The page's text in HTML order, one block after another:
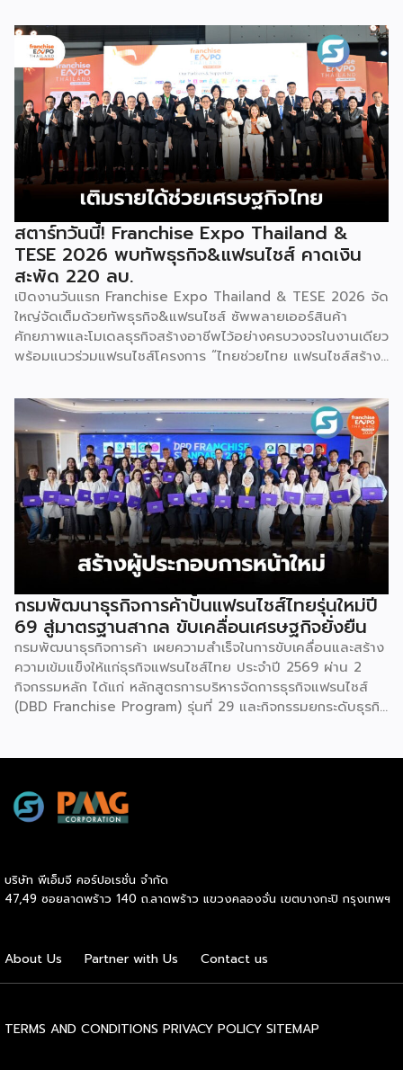
2026 ให้แก่ผู้ประกอบธุรกิจแฟรนไชส์ที่อยู่ในการส่งเสริมสนับสนุน
ของกรมฯ นายพูนพงษ์ นัยนาภากรณ์ อธิบดีกรมพัฒนาธุรกิจ
การค้า กระทรวงพาณิชย์ เปิดเผยภายหลังเป็นประธานเปิดงาน
“งานแฟรนไชส์ เอ็กซ์โป ไทยแลนด์ บาย สมาร์ท เอสเอ็มอี เอ็กซ์
โป (Franchise Expo Thailand by Smart SME Expo)” ซึ่ง
เป็นงานแสดงธุรกิจแฟรนไชส์ชั้นนำที่จัดขึ้นโดย บริษัท พีเอ็มจี
คอร์ปอเรชัน จำกัด เพื่อยกระดับศักยภาพของผู้ประกอบการและ
เจ้าของธุรกิจที่ต้องการขยายกิจการผ่านระบบแฟรนไชส์ […]
สตาร์ทวันนี้! Franchise Expo Thailand &
TESE 2026 พบทัพธุรกิจ&แฟรนไชส์ คาดเงิน
สะพัด 220 ลบ.
เปิดงานวันแรก Franchise Expo Thailand & TESE 2026 จัด
ใหญ่จัดเต็มด้วยทัพธุรกิจ&แฟรนไชส์ ซัพพลายเออร์สินค้า
ศักยภาพและโมเดลธุรกิจสร้างอาชีพไว้อย่างครบวงจรในงานเดียว
พร้อมแนวร่วมแฟรนไชส์โครงการ “ไทยช่วยไทย แฟรนไชส์สร้าง
รวมกว่า 250 บูธ บนพื้นที่ 15,000 ตารางเมตร หวังเป็นทาง
เลือกสร้างรายได้เพิ่มและพยุงเศรษฐกิจไทยให้ฟื้นตัว เสิร์ฟครบ
จบในงานด้วยสินเชื่อ และทำเลทองทั่วประเทศ พร้อมเสวนาให้
ความรู้โดยผู้ทรงคุณวุฒิคับคั่ง และกิจกรรมเจรจาจับคู่ธุรกิจทั้งใน
และต่างประเทศ งานจัดต่อเนื่องระหว่างวันที่ 6-9 สิงหาคมนี้ ที่
ฮอลล์ 6-8 อิมแพ็คเมืองทองธานี คาดเม็ดเงินสะพัดในงานราว
220 ล้านบาท นายพูนพงษ์ นัยนาภากรณ์ อธิบดีกรมพัฒนา
ธุรกิจการค้า กระทรวงพาณิชย์ กล่าวว่า งาน ” Franchise Expo
Thailand & Thailand E-Commerce Selection Expo
(TESE 2026) เป็นเวทีแสดงธุรกิจแฟรนไชส์และโซลูชั่นส์แบบครบ
วงจร […]
กรมพัฒนาธุรกิจการค้าปั้นแฟรนไชส์ไทยรุ่นใหม่ปี
69 สู่มาตรฐานสากล ขับเคลื่อนเศรษฐกิจยั่งยืน
กรมพัฒนาธุรกิจการค้า เผยความสำเร็จในการขับเคลื่อนและสร้าง
ความเข้มแข็งให้แก่ธุรกิจแฟรนไชส์ไทย ประจำปี 2569 ผ่าน 2
กิจกรรมหลัก ได้แก่ หลักสูตรการบริหารจัดการธุรกิจแฟรนไชส์
(DBD Franchise Program) รุ่นที่ 29 และกิจกรรมยกระดับธุรกิจ
กรมพัฒนาธุรกิจการค้า กระทรวงพาณิชย์ เปิดเผยภายหลังเป็น
ประธานมอบประกาศนียบัตรแก่ผู้ประกอบการแฟรนไชส์ใน 2
กิจกรรมแรกเป็นการอบรมหลักสูตรการบริหารจัดการธุรกิจแฟรน
ไชส์ (DBD Franchise Program: DBD-FP) รุ่นที่ 29 ซึ่งเป็น
คุณวุฒิจากภาครัฐ ภาคเอกชน และสถาบันการศึกษา ที่มาร่วมบ่ม
เพาะความรู้เชิงปฏิบัติการให้แก่ผู้ประกอบธุรกิจแฟรนไชส์อย่างเข้ม
บริษัท พีเอ็มจี คอร์ปอเรชั่น จำกัด
47,49 ซอยลาดพร้าว 140 ถ.ลาดพร้าว แขวงคลองจั่น เขตบางกะปิ กรุงเทพฯ
About Us Partner with Us Contact us
TERMS AND CONDITIONS PRIVACY POLICY SITEMAP